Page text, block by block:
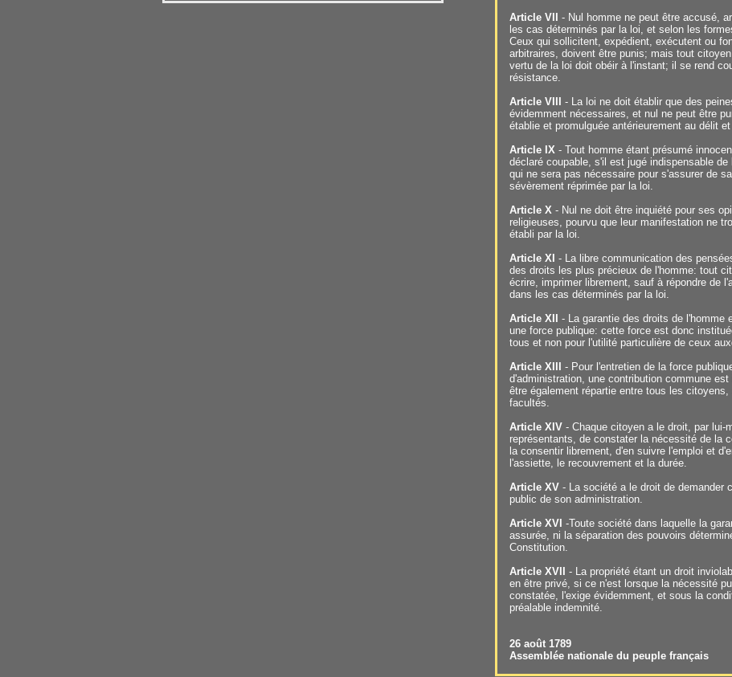
Article VII
- Nul homme ne peut être accusé,
les cas déterminés par la loi, et selon les
Ceux qui sollicitent, expédient, exécutent ou
arbitraires, doivent être punis; mais tout
vertu de la loi doit obéir à l'instant; il se rend
résistance.
Article VIII
- La loi ne doit établir que des
évidemment nécessaires, et nul ne peut être
établie et promulguée antérieurement au délit
Article IX - Tout homme étant présumé
déclaré coupable, s'il est jugé indispensable de
qui ne sera pas nécessaire pour s'assurer de
sévèrement réprimée par la loi.
Article X - Nul ne doit être inquiété pour ses
religieuses, pourvu que leur manifestation ne
établi par la loi.
Article XI - La libre communication des
des droits les plus précieux de l'homme: tout
écrire, imprimer librement, sauf à répondre de
dans les cas déterminés par la loi.
Article XII
- La garantie des droits de l'homme
une force publique: cette force est donc
tous et non pour l'utilité particulière de ceux
Article XIII
- Pour l'entretien de la force
d'administration, une contribution commune
être également répartie entre tous les citoyens,
facultés.
Article XIV - Chaque citoyen a le droit, par lui-
représentants, de constater la nécessité de la
la consentir librement, d'en suivre l'emploi et
l'assiette, le recouvrement et la durée.
Article XV - La société a le droit de demander
public de son administration.
Article XVI -Toute société dans laquelle la
assurée, ni la séparation des pouvoirs
Constitution.
Article XVII - La propriété étant un droit
en être privé, si ce n'est lorsque la nécessité
constatée, l'exige évidemment, et sous la
préalable indemnité.
26 août 1789
Assemblée nationale du peuple français